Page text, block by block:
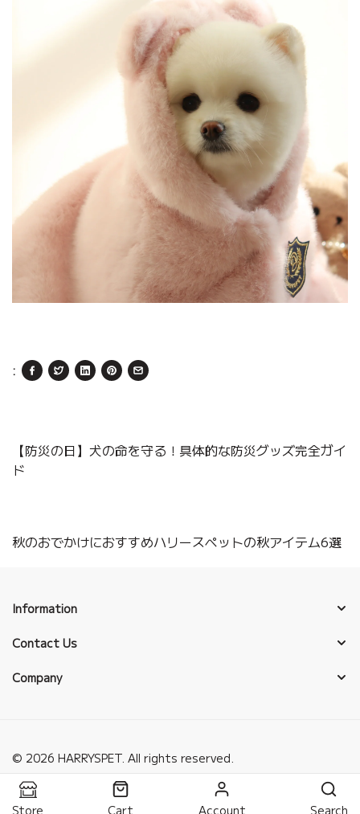
:
【防災の日】犬の命を守る！具体的な防災グッズ完全ガイ
ド
秋のおでかけにおすすめハリースペットの秋アイテム6選
Information
Contact Us
Company
© 2026 HARRYSPET. All rights reserved.
Store Cart Account Search